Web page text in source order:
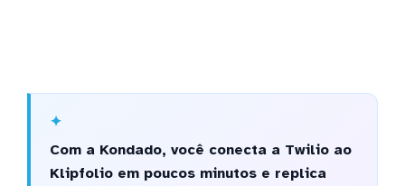
Com a Kondado, você conecta a Twilio ao
Klipfolio em poucos minutos e replica